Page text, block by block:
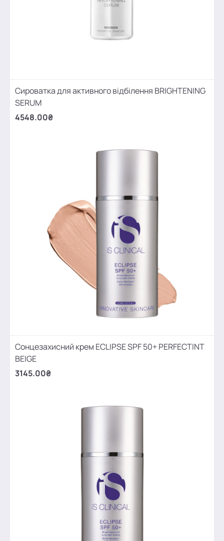
Сироватка для активного відбілення BRIGHTENING
SERUM
4548.00₴
Сонцезахисний крем ECLIPSE SPF 50+ PERFECTINT
BEIGE
3145.00₴